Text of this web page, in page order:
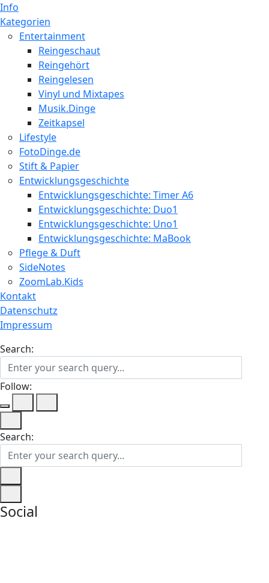
Info
Kategorien
Entertainment
Reingeschaut
Reingehört
Reingelesen
Vinyl und Mixtapes
Musik.Dinge
Zeitkapsel
Lifestyle
FotoDinge.de
Stift & Papier
Entwicklungsgeschichte
Entwicklungsgeschichte: Timer A6
Entwicklungsgeschichte: Duo1
Entwicklungsgeschichte: Uno1
Entwicklungsgeschichte: MaBook
Pflege & Duft
SideNotes
ZoomLab.Kids
Kontakt
Datenschutz
Impressum
Search:
Follow:
Search:
Social